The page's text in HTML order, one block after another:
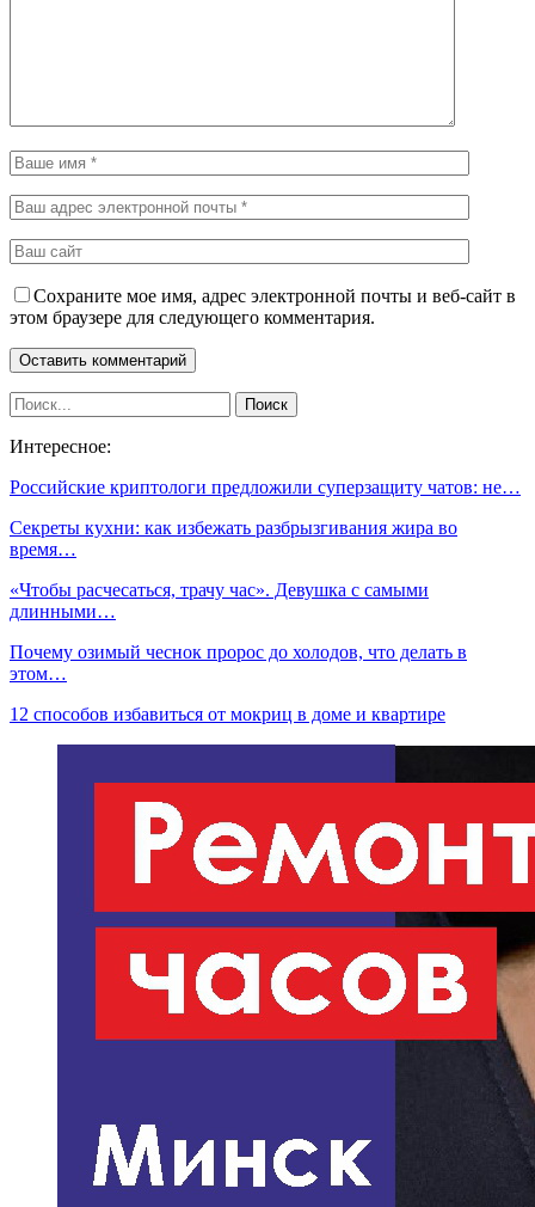
Сохраните мое имя, адрес электронной почты и веб-сайт в
этом браузере для следующего комментария.
Интересное:
Российские криптологи предложили суперзащиту чатов: не…
Секреты кухни: как избежать разбрызгивания жира во
время…
«Чтобы расчесаться, трачу час». Девушка с самыми
длинными…
Почему озимый чеснок пророс до холодов, что делать в
этом…
12 способов избавиться от мокриц в доме и квартире